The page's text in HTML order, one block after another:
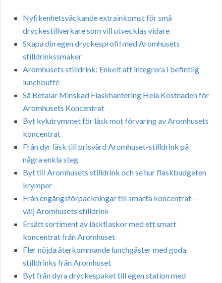
Nyfikenhetsväckande extrainkomst för små
dryckestillverkare som vill utvecklas vidare
Skapa din egen dryckesprofil med Aromhusets
stilldrinkssmaker
Aromhusets stilldrink: Enkelt att integrera i befintlig
lunchbuffé
Så Betalar Minskad Flaskhantering Hela Kostnaden för
Aromhusets Koncentrat
Byt kylutrymmet för läsk mot förvaring av Aromhusets
koncentrat
Från dyr läsk till prisvärd Aromhuset-stilldrink på
några enkla steg
Byt till Aromhusets stilldrink och se hur flaskbudgeten
krymper
Från engångsförpackningar till smarta koncentrat –
välj Aromhusets stilldrink
Ersätt sortiment av läskflaskor med ett smart
koncentrat från Aromhuset
Fler nöjda återkommande lunchgäster med goda
stilldrinks från Aromhuset
Byt från dyra dryckespaket till egen station med